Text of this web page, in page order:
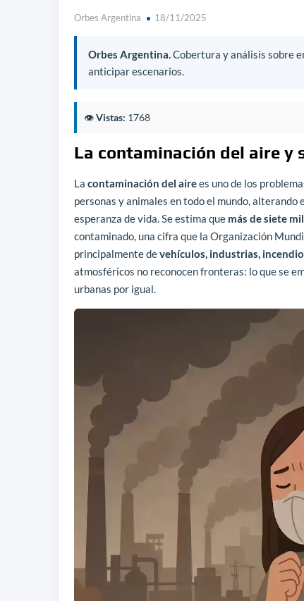
Orbes Argentina 18/11/2025
Orbes Argentina.Cobertura y análisis sobre
anticipar escenarios.
👁️Vistas: 1768
La contaminación del aire y
La contaminación del airees uno de los
personas y animales en todo el mundo,
esperanza de vida. Se estima que más de siete
contaminado, una cifra que la Organización
principalmente devehículos, industrias,
atmosféricos no reconocen fronteras: lo que se
urbanas por igual.